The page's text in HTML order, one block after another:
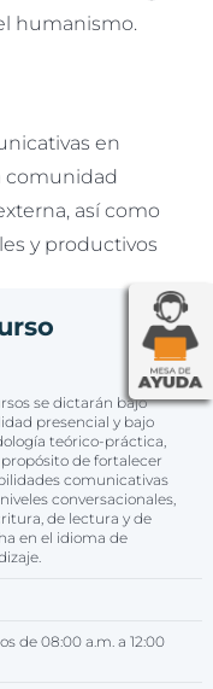
humanismo.
en
comunidad
así como
y productivos
se dictarán bajo
presencial y bajo
teórico-práctica,
de fortalecer
comunicativas
conversacionales,
de lectura y de
en el idioma de
de 08:00 a.m. a 12:00